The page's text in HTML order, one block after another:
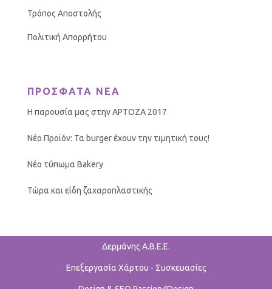
Τρόπος Αποστολής
Πολιτική Απορρήτου
ΠΡΟΣΦΑΤΑ ΝΕΑ
Η παρουσία μας στην ΑΡΤΟΖΑ 2017
Νέο Προϊόν: Τα burger έχουν την τιμητική τους!
Νέο τύπωμα Bakery
Τώρα και είδη ζαχαροπλαστικής
Δερμάνης Α.Β.Ε.Ε.
Επεξεργασία Χάρτου - Συσκευασίες